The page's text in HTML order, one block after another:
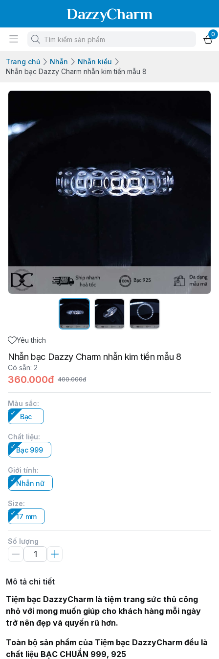
DazzyCharm
0
Trang chủ Nhẫn
Nhẫn kiểu
Nhẫn bạc Dazzy Charm nhẫn kim tiền mẫu 8
Yêu thích
Nhẫn bạc Dazzy Charm nhẫn kim tiền mẫu 8
Có sẵn: 2
360.000đ 400.000đ
Màu sắc:
Bạc
Chất liệu:
Bạc 999
Giới tính:
Nhẫn nữ
Size:
17 mm
Số lượng
Mô tả chi tiết
Tiệm bạc DazzyCharm là tiệm trang sức thủ công
nhỏ với mong muốn giúp cho khách hàng mỗi ngày
trở nên đẹp và quyến rũ hơn.
Toàn bộ sản phẩm của Tiệm bạc DazzyCharm đều là
chất liệu BẠC CHUẨN 999, 925